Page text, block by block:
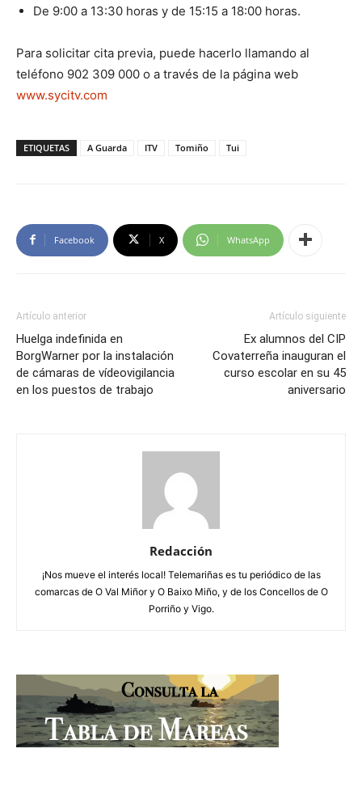
De 9:00 a 13:30 horas y de 15:15 a 18:00 horas.
Para solicitar cita previa, puede hacerlo llamando al
teléfono 902 309 000 o a través de la página web
www.sycitv.com
ETIQUETAS A Guarda ITV Tomiño Tui
Facebook X WhatsApp
Artículo anterior
Huelga indefinida en
BorgWarner por la instalación
de cámaras de vídeovigilancia
en los puestos de trabajo
Artículo siguiente
Ex alumnos del CIP
Covaterreña inauguran el
curso escolar en su 45
aniversario
Redacción
¡Nos mueve el interés local! Telemariñas es tu periódico de las
comarcas de O Val Miñor y O Baixo Miño, y de los Concellos de O
Porriño y Vigo.